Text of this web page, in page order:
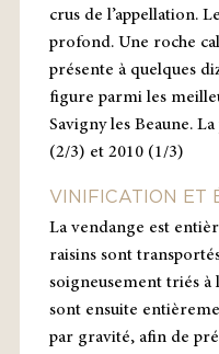
crus de l’appellation.
profond. Une roche
présente à quelques
figure parmi les
Savigny les Beaune.
(2/3) et 2010 (1/3)
VINIFICATION ET
La vendange est
raisins sont
soigneusement triés
sont ensuite
par gravité, afin de